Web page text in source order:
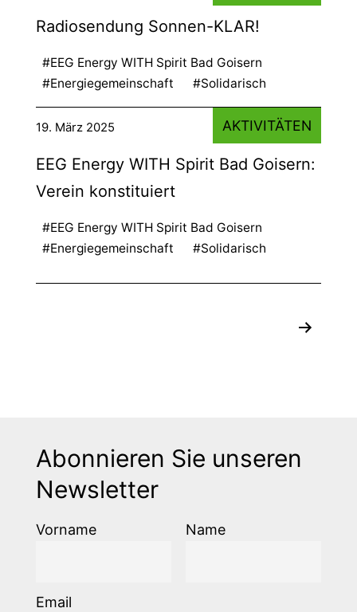
Radiosendung Sonnen-KLAR!
#EEG Energy WITH Spirit Bad Goisern
#Energiegemeinschaft
#Solidarisch
AKTIVITÄTEN
19. März 2025
EEG Energy WITH Spirit Bad Goisern:
Verein konstituiert
#EEG Energy WITH Spirit Bad Goisern
#Energiegemeinschaft
#Solidarisch
Abonnieren Sie unseren
Newsletter
Vorname Name
Email